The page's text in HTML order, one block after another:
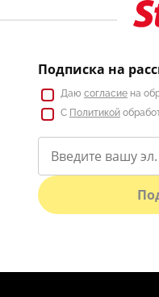
Подписка на
Даю согласие на
С Политикой